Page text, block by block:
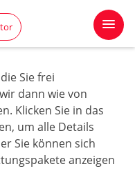
Sie frei
dann wie von
Klicken Sie in das
um alle Details
Sie können sich
anzeigen